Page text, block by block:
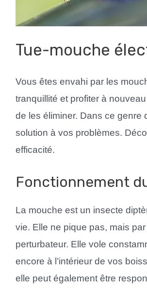
Tue-mouche
Vous êtes envahi par les
tranquillité et profiter à
de les éliminer. Dans ce genre
solution à vos problèmes.
efficacité.
Fonctionnement
La mouche est un insecte
vie. Elle ne pique pas, mais
perturbateur. Elle vole
encore à l’intérieur de vos
elle peut également être